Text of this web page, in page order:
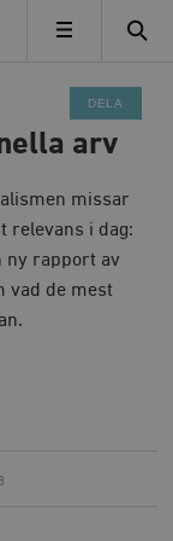
MENY
arv
missar
relevans i dag:
ny rapport av
vad de mest
DELA